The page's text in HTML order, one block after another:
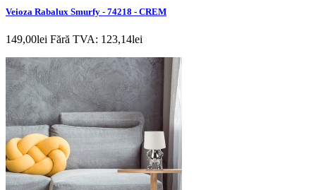
Veioza Rabalux Smurfy - 74218 - CREM
149,00lei Fără TVA: 123,14lei